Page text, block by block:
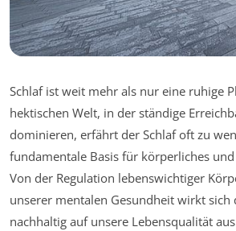
Schlaf ist weit mehr als nur eine ruhige
hektischen Welt, in der ständige
dominieren, erfährt der Schlaf oft zu
fundamentale Basis für körperliches
Von der Regulation lebenswichtiger
unserer mentalen Gesundheit wirkt
nachhaltig auf unsere Lebensqualität